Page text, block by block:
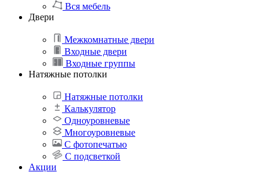
Вся мебель
Двери
Межкомнатные двери
Входные двери
Входные группы
Натяжные потолки
Натяжные потолки
Калькулятор
Одноуровневые
Многоуровневые
С фотопечатью
С подсветкой
Акции